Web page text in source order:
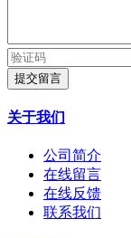
提交留言
关于我们
公司简介
在线留言
在线反馈
联系我们